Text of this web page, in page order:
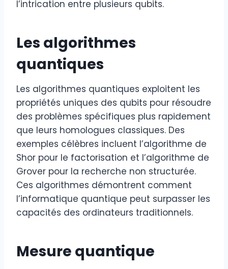
l’intrication entre plusieurs qubits.
Les algorithmes
quantiques
Les algorithmes quantiques exploitent les
propriétés uniques des qubits pour résoudre
des problèmes spécifiques plus rapidement
que leurs homologues classiques. Des
exemples célèbres incluent l’algorithme de
Shor pour le factorisation et l’algorithme de
Grover pour la recherche non structurée.
Ces algorithmes démontrent comment
l’informatique quantique peut surpasser les
capacités des ordinateurs traditionnels.
Mesure quantique